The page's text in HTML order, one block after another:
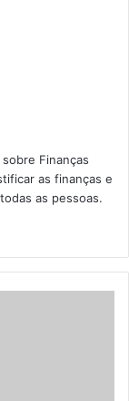
Finanças
as finanças e
as pessoas.